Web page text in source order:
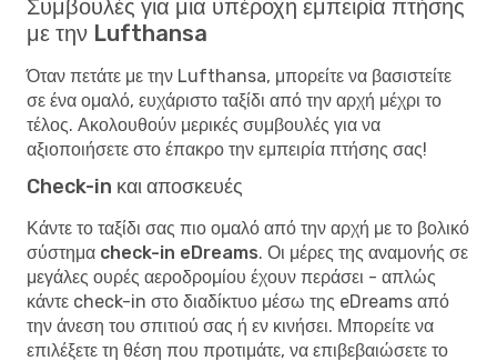
Συμβουλές για μια υπέροχη εμπειρία πτήσης
με την Lufthansa
Όταν πετάτε με την Lufthansa, μπορείτε να βασιστείτε
σε ένα ομαλό, ευχάριστο ταξίδι από την αρχή μέχρι το
τέλος. Ακολουθούν μερικές συμβουλές για να
αξιοποιήσετε στο έπακρο την εμπειρία πτήσης σας!
Check-in και αποσκευές
Κάντε το ταξίδι σας πιο ομαλό από την αρχή με το βολικό
σύστημα check-in eDreams. Οι μέρες της αναμονής σε
μεγάλες ουρές αεροδρομίου έχουν περάσει - απλώς
κάντε check-in στο διαδίκτυο μέσω της eDreams από
την άνεση του σπιτιού σας ή εν κινήσει. Μπορείτε να
επιλέξετε τη θέση που προτιμάτε, να επιβεβαιώσετε το